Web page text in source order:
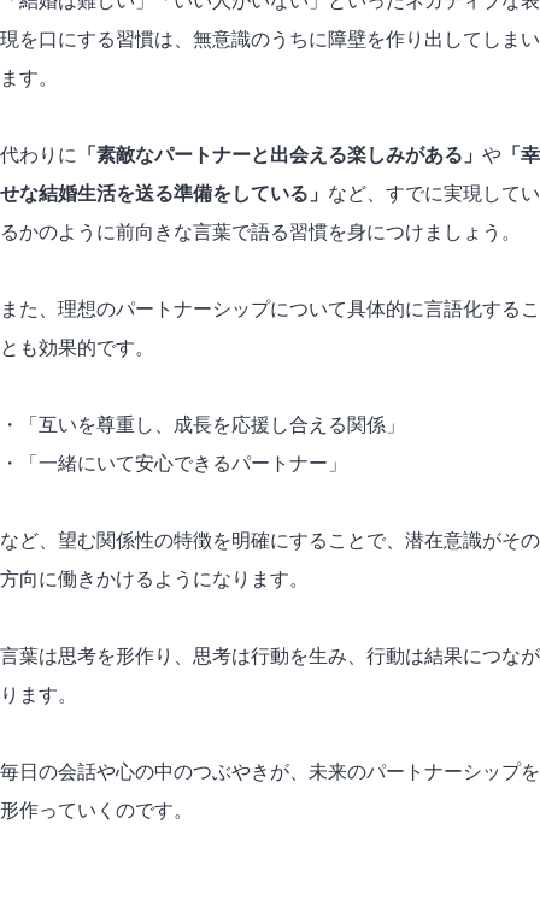
現を口にする習慣は、無意識のうちに障壁を作り出してしまい
ます。
代わりに 「素敵なパートナーと出会える楽しみがある」 や 「幸
せな結婚生活を送る準備をしている」 など、すでに実現してい
るかのように前向きな言葉で語る習慣を身につけましょう。
また、理想のパートナーシップについて具体的に言語化するこ
とも効果的です。
・「互いを尊重し、成長を応援し合える関係」
・「一緒にいて安心できるパートナー」
など、望む関係性の特徴を明確にすることで、潜在意識がその
方向に働きかけるようになります。
言葉は思考を形作り、思考は行動を生み、行動は結果につなが
ります。
毎日の会話や心の中のつぶやきが、未来のパートナーシップを
形作っていくのです。